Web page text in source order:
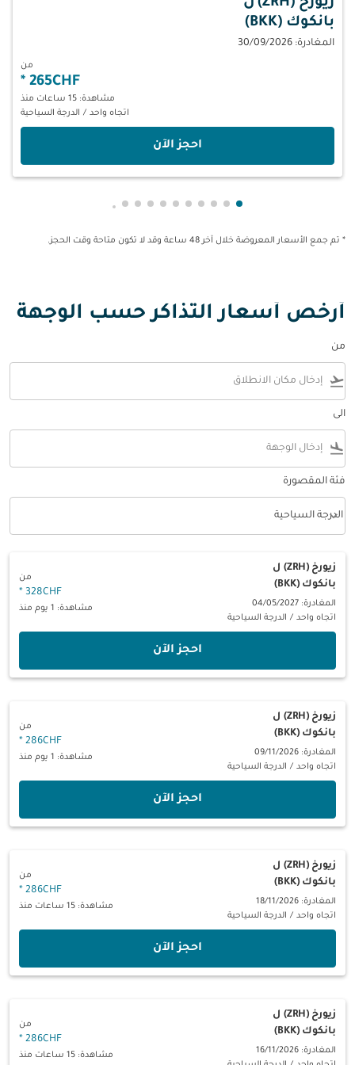
زيورخ (ZRH)
ل
بانكوك (BKK)
المغادرة: 30/09/2026
من
265CHF
*
مشاهدة: 15 ساعات منذ
اتجاه واحد / الدرجة السياحية
‫احجز الآن‬
عرض cmp-pagination-showing-card 9عرض cmp-pagination-showing-card 10
* تم جمع الأسعار المعروضة خلال آخر 48 ساعة وقد لا تكون متاحة وقت الحجز.
أرخص أسعار التذاكر حسب الوجهة
من
flight_takeoff
الى
flight_land
فئة المقصورة
فئة المقصورة option الدرجة السياحية Selected
الدرجة السياحية
keyboard_arrow_down
زيورخ (ZRH)
ل
بانكوك (BKK)
المغادرة: 04/05/2027
اتجاه واحد / الدرجة السياحية
من
328CHF
*
مشاهدة: 1 يوم منذ
‫احجز الآن‬
زيورخ (ZRH)
ل
بانكوك (BKK)
المغادرة: 09/11/2026
اتجاه واحد / الدرجة السياحية
من
286CHF
*
مشاهدة: 1 يوم منذ
‫احجز الآن‬
زيورخ (ZRH)
ل
بانكوك (BKK)
المغادرة: 18/11/2026
اتجاه واحد / الدرجة السياحية
من
286CHF
*
مشاهدة: 15 ساعات منذ
‫احجز الآن‬
زيورخ (ZRH)
ل
بانكوك (BKK)
المغادرة: 16/11/2026
من
286CHF
*
مشاهدة: 15 ساعات منذ